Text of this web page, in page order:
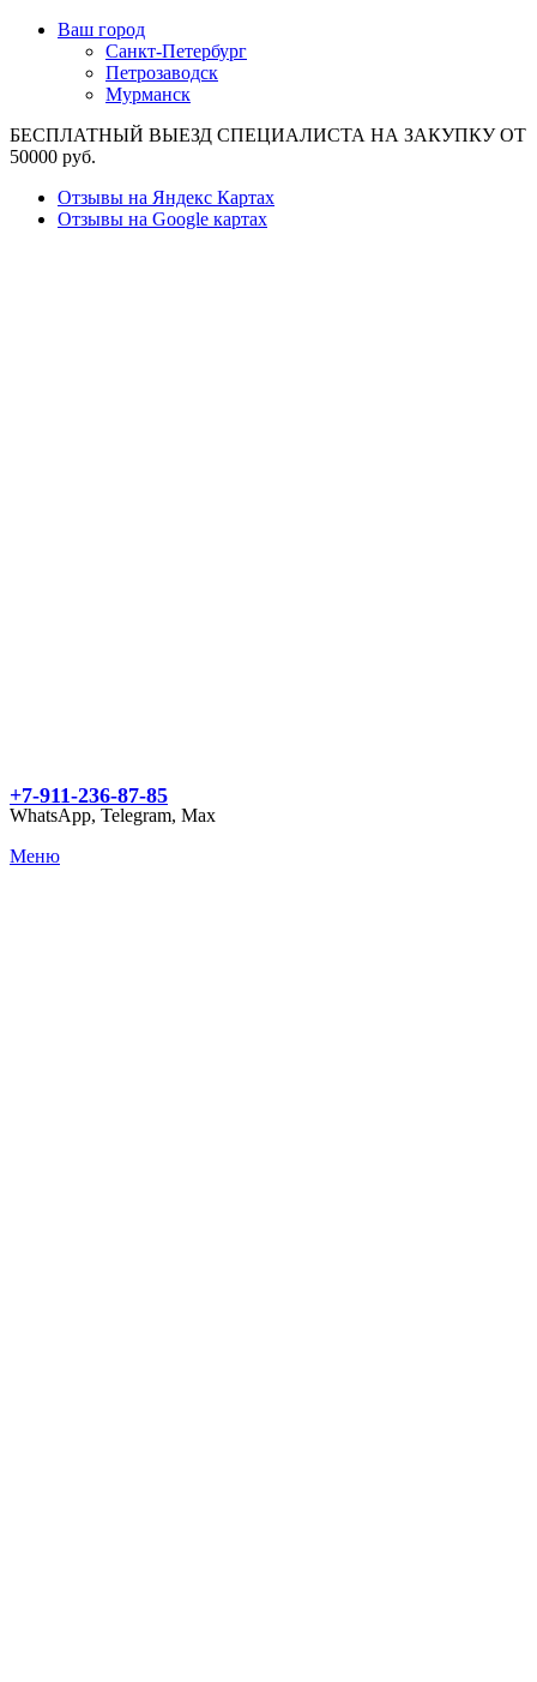
Ваш город
Санкт-Петербург
Петрозаводск
Мурманск
БЕСПЛАТНЫЙ ВЫЕЗД СПЕЦИАЛИСТА НА ЗАКУПКУ ОТ
50000 руб.
Отзывы на Яндекс Картах
Отзывы на Google картах
+7-911-236-87-85
WhatsApp, Telegram, Max
Меню